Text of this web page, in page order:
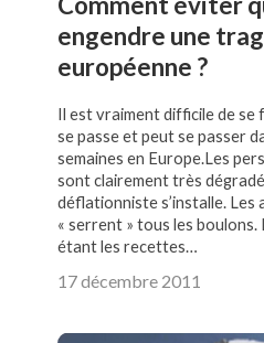
engendre une
européenne ?
Il est vraiment difficile de se
se passe et peut se passer
semaines en Europe.Les
sont clairement très
déflationniste s’installe. Les
« serrent » tous les boulons.
étant les recettes…
17 décembre 2011